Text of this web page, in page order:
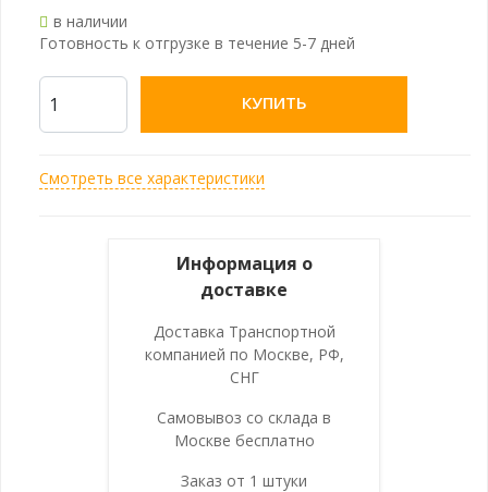
в наличии
Готовность к отгрузке в течение 5-7 дней
КУПИТЬ
Смотреть все характеристики
Информация о
доставке
Доставка Транспортной
компанией по Москве, РФ,
СНГ
Самовывоз со склада в
Москве бесплатно
Заказ от 1 штуки